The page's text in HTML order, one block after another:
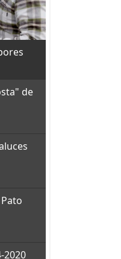
de
2020